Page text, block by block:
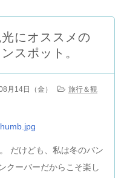
にオススメの
スポット。
月14日（金）
旅行＆観
だけども、私は冬のバン
クーバーだからこそ楽し